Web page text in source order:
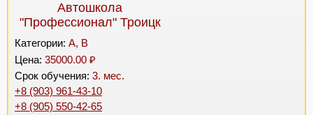
Автошкола
"Профессионал" Троицк
Категории: A, B
Цена: 35000.00 ₽
Срок обучения: 3. мес.
+8 (903) 961-43-10
+8 (905) 550-42-65